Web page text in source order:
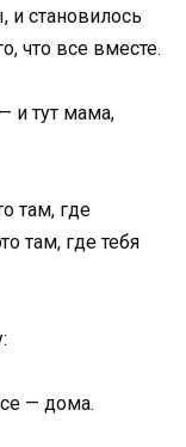
и становилось
что все вместе.
и тут мама,
там, где
там, где тебя
— дома.